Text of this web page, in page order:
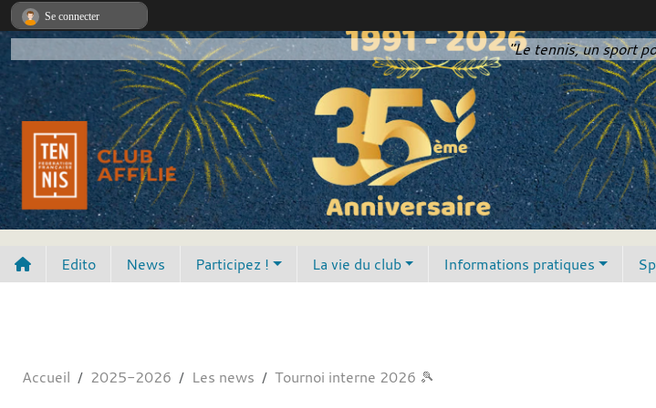
"Le tennis, un sport
Edito News Participez ! La vie du club Informations pratiques
Accueil 2025-2026 Les news Tournoi interne 2026 🎾
Se connecter
Panneau de gestion des cookies